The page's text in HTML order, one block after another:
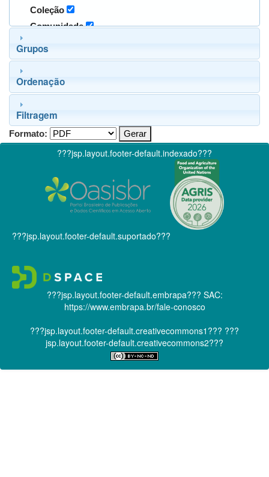
Coleção
Comunidade
Grupos
Ordenação
Filtragem
Formato:
???jsp.layout.footer-default.indexado???
???jsp.layout.footer-default.suportado???
???jsp.layout.footer-default.embrapa??? SAC:
https://www.embrapa.br/fale-conosco
???jsp.layout.footer-default.creativecommons1??? ???
jsp.layout.footer-default.creativecommons2???